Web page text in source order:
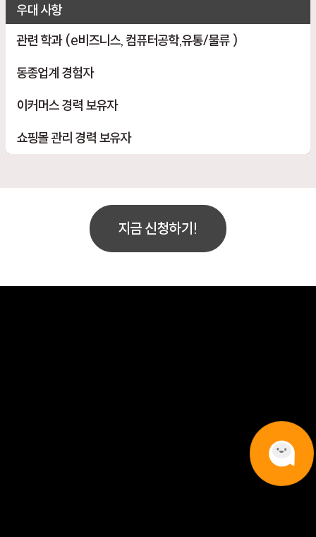
우대 사항
관련 학과 (e비즈니스, 컴퓨터공학,유통/물류 )
동종업계 경험자
이커머스 경력 보유자
쇼핑몰 관리 경력 보유자
지금 신청하기!